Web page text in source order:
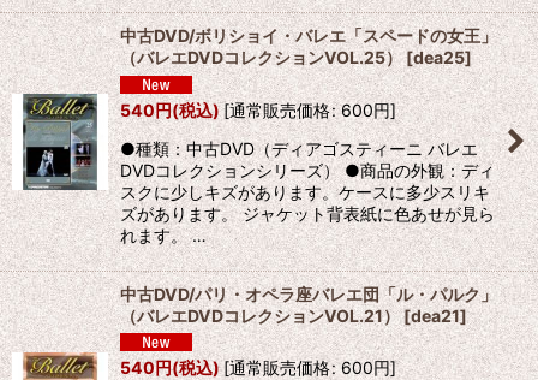
中古DVD/ボリショイ・バレエ「スペードの女王」
（バレエDVDコレクションVOL.25）[dea25]
540円(税込)[通常販売価格: 600円]
●種類：中古DVD（ディアゴスティーニ バレエ
DVDコレクションシリーズ） ●商品の外観：ディ
スクに少しキズがあります。ケースに多少スリキ
ズがあります。 ジャケット背表紙に色あせが見ら
れます。 …
中古DVD/パリ・オペラ座バレエ団「ル・パルク」
（バレエDVDコレクションVOL.21）[dea21]
540円(税込) [通常販売価格: 600円]